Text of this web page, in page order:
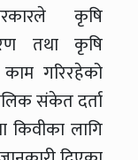
कृषि
तथा कृषि
काम गरिरहेको
संकेत दर्ता
किवीका लागि